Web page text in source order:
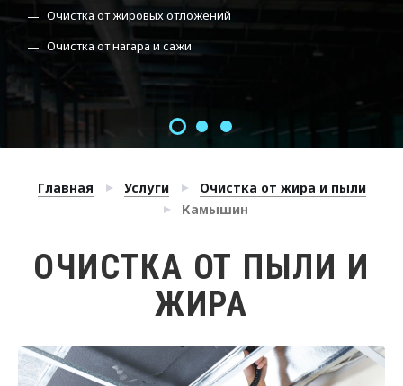
Очистка от жировых отложений
Очистка от нагара и сажи
Главная Услуги
Очистка от жира и пыли
Камышин
ОЧИСТКА ОТ ПЫЛИ И
ЖИРА